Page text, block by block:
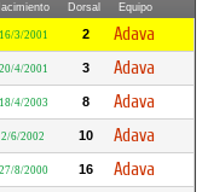
Dorsal Equipo
16/3/2001 2 Adava
20/4/2001 3 Adava
18/4/2003 8 Adava
2/6/2002 10 Adava
27/8/2000 16 Adava